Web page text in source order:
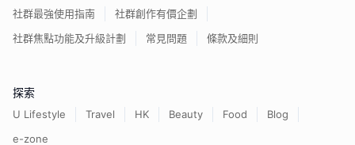
社群最強使用指南
社群創作有價企劃
社群焦點功能及升級計劃
常見問題 條款及細則
探索
U Lifestyle Travel HK Beauty Food
Blog
e-zone